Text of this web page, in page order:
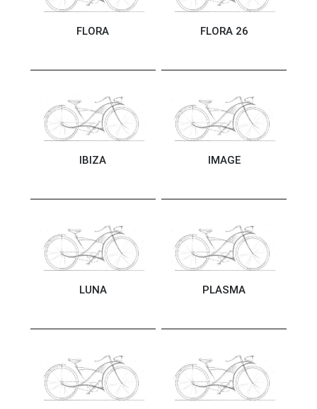
FLORA FLORA 26
IBIZA IMAGE
LUNA PLASMA